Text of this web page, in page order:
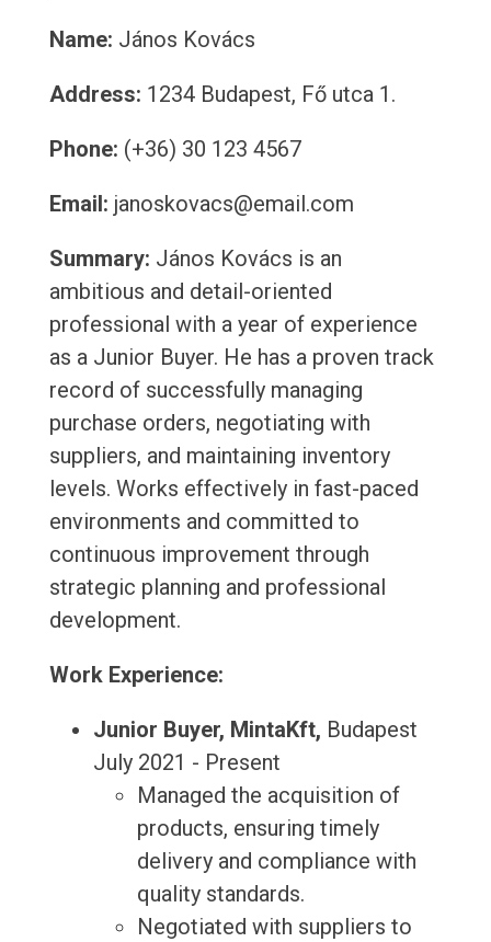
Name: János Kovács
Address: 1234 Budapest, Fő utca 1.
Phone: (+36) 30 123 4567
Email: janoskovacs@email.com
Summary: János Kovács is an
ambitious and detail-oriented
professional with a year of experience
as a Junior Buyer. He has a proven track
record of successfully managing
purchase orders, negotiating with
suppliers, and maintaining inventory
levels. Works effectively in fast-paced
environments and committed to
continuous improvement through
strategic planning and professional
development.
Work Experience:
Junior Buyer, MintaKft, Budapest
July 2021 - Present
Managed the acquisition of
products, ensuring timely
delivery and compliance with
quality standards.
Negotiated with suppliers to